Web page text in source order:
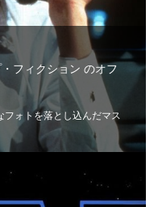
フィクション のオフ
ォトを落とし込んだマス